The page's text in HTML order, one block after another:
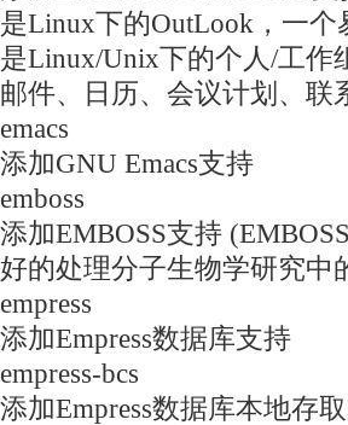
是Linux下的OutLook，一
是Linux/Unix下的个人/工作
邮件、日历、会议计划、联
emacs
添加GNU Emacs支持
emboss
添加EMBOSS支持
好的处理分子生物学研究中
empress
添加Empress数据库支持
empress-bcs
添加Empress数据库本地存